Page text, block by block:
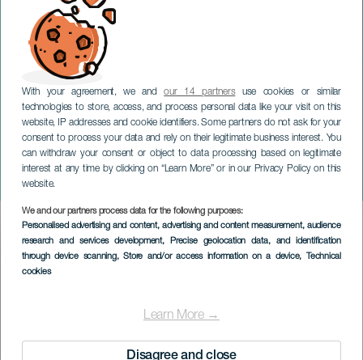
With your agreement, we andour 14 partnersuse cookies or similar
technologies to store, access, and process personal data like your visit on this
website, IP addresses and cookie identifiers. Some partners do not ask for your
consent to process your data and rely on their legitimate business interest. You
can withdraw your consent or object to data processing based on legitimate
interest at any time by clicking on “Learn More” or in our Privacy Policy on this
website.
We and our partners process data for the following purposes:
Personalised advertising and content, advertising and content measurement, audience
research and services development, Precise geolocation data, and identification
through device scanning, Store and/or access information on a device, Technical
cookies
Learn More →
Disagree and close
Escénica: dans och
hennes skuggor
LANZAROTE
Imagen
Listado